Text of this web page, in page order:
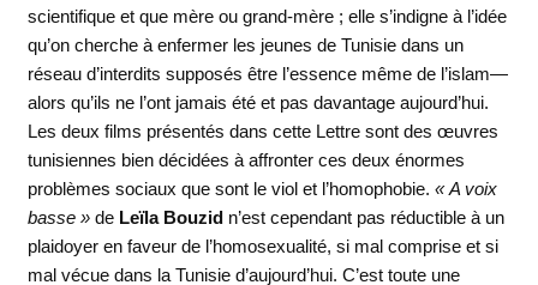
scientifique et que mère ou grand-mère ; elle s’indigne à l’idée
qu’on cherche à enfermer les jeunes de Tunisie dans un
réseau d’interdits supposés être l’essence même de l’islam—
alors qu’ils ne l’ont jamais été et pas davantage aujourd’hui.
Les deux films présentés dans cette Lettre sont des œuvres
tunisiennes bien décidées à affronter ces deux énormes
problèmes sociaux que sont le viol et l’homophobie. « A voix
basse »de Leïla Bouzidn’est cependant pas réductible à un
plaidoyer en faveur de l’homosexualité, si mal comprise et si
mal vécue dans la Tunisie d’aujourd’hui. C’est toute une